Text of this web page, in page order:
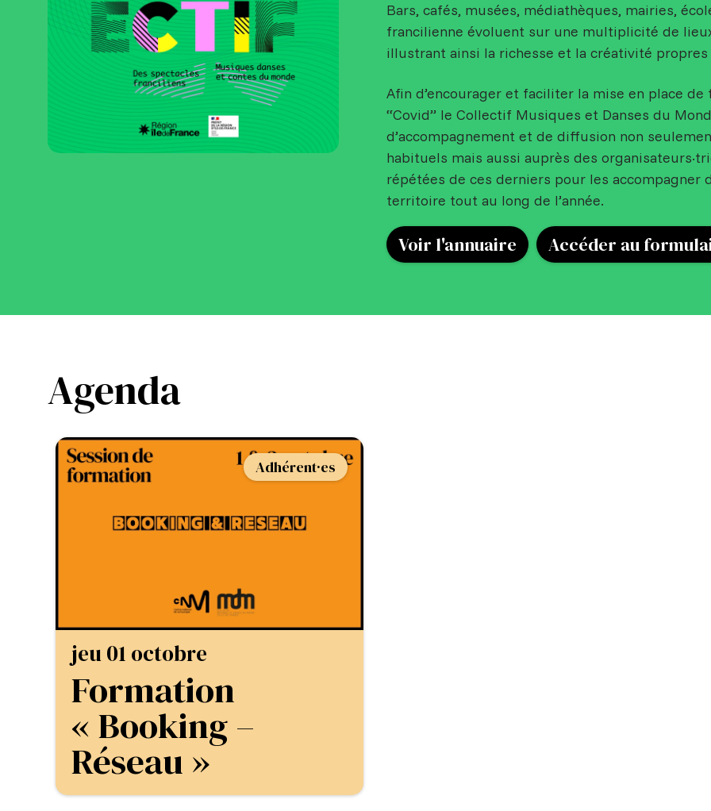
Bars, cafés, musées, médiathèques, mairies,
francilienne évoluent sur une multiplicité de
illustrant ainsi la richesse et la créativité
Afin d’encourager et faciliter la mise en place
“Covid” le Collectif Musiques et Danses du
d’accompagnement et de diffusion non
habituels mais aussi auprès des
répétées de ces derniers pour les accompagner
territoire tout au long de l’année.
Voir l'annuaire Accéder au
Agenda
Adhérent·es
jeu 01 octobre
Formation
« Booking –
Réseau »